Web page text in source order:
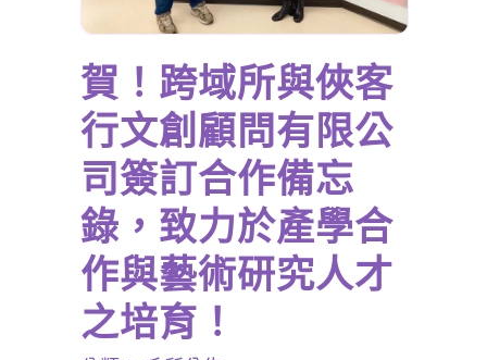
賀！跨域所與俠客
行文創顧問有限公
司簽訂合作備忘
錄，致力於產學合
作與藝術研究人才
之培育！